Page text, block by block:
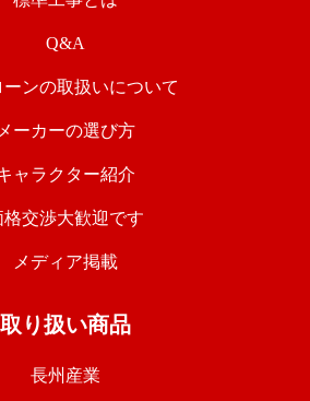
Q&A
ンの取扱いについて
メーカーの選び方
ャラクター紹介
格交渉大歓迎です
メディア掲載
取り扱い商品
長州産業